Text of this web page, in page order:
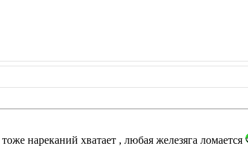
нареканий хватает , любая железяга ломается